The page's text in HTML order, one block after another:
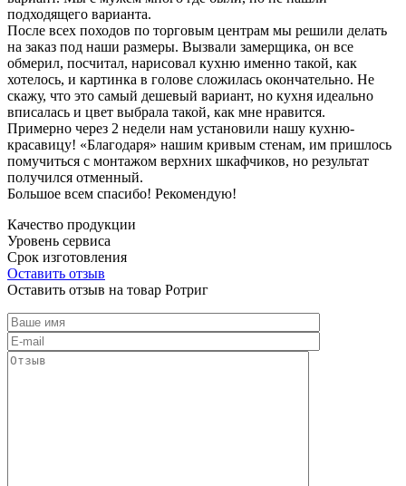
подходящего варианта.
После всех походов по торговым центрам мы решили делать
на заказ под наши размеры. Вызвали замерщика, он все
обмерил, посчитал, нарисовал кухню именно такой, как
хотелось, и картинка в голове сложилась окончательно. Не
скажу, что это самый дешевый вариант, но кухня идеально
вписалась и цвет выбрала такой, как мне нравится.
Примерно через 2 недели нам установили нашу кухню-
красавицу! «Благодаря» нашим кривым стенам, им пришлось
помучиться с монтажом верхних шкафчиков, но результат
получился отменный.
Большое всем спасибо! Рекомендую!
Качество продукции
Уровень сервиса
Срок изготовления
Оставить отзыв
Оставить отзыв на товар Ротриг